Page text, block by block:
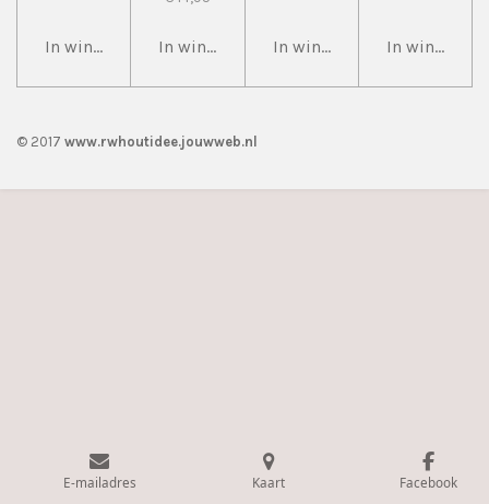
In winkelwagenIn winkelwagenIn winkelwagenIn
© 2017 www.rwhoutidee.jouwweb.nl
E-mailadres Kaart Facebook